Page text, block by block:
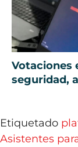
Votaciones
seguridad,
Etiquetado
Asistentes